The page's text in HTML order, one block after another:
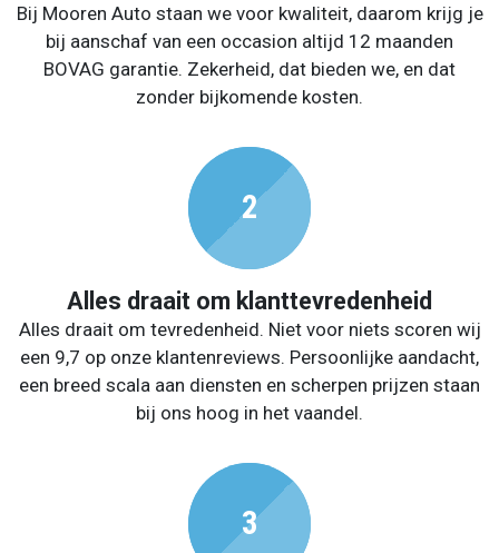
Bij Mooren Auto staan we voor kwaliteit, daarom krijg je
bij aanschaf van een occasion altijd 12 maanden
BOVAG garantie. Zekerheid, dat bieden we, en dat
zonder bijkomende kosten.
Alles draait om klanttevredenheid
Alles draait om tevredenheid. Niet voor niets scoren wij
een 9,7 op onze klantenreviews. Persoonlijke aandacht,
een breed scala aan diensten en scherpen prijzen staan
bij ons hoog in het vaandel.